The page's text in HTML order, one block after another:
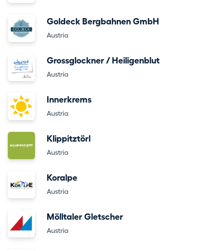
Goldeck Bergbahnen GmbH
Austria
Grossglockner / Heiligenblut
Austria
Innerkrems
Austria
Klippitztörl
Austria
Koralpe
Austria
Mölltaler Gletscher
Austria